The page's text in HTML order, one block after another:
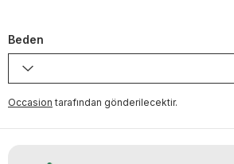
Beden
Occasion tarafından gönderilecektir.